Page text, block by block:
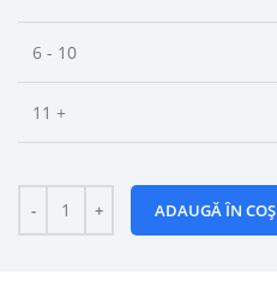
6 - 10
11 +
ADAUGĂ ÎN COȘ